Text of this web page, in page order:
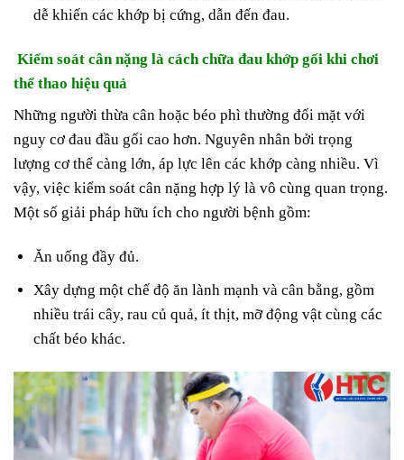
dễ khiến các khớp bị cứng, dẫn đến đau.
Kiểm soát cân nặng là cách chữa đau khớp gối khi chơi
thể thao hiệu quả
Những người thừa cân hoặc béo phì thường đối mặt với
nguy cơ đau đầu gối cao hơn. Nguyên nhân bởi trọng
lượng cơ thể càng lớn, áp lực lên các khớp càng nhiều. Vì
vậy, việc kiểm soát cân nặng hợp lý là vô cùng quan trọng.
Một số giải pháp hữu ích cho người bệnh gồm:
Ăn uống đầy đủ.
Xây dựng một chế độ ăn lành mạnh và cân bằng, gồm
nhiều trái cây, rau củ quả, ít thịt, mỡ động vật cùng các
chất béo khác.